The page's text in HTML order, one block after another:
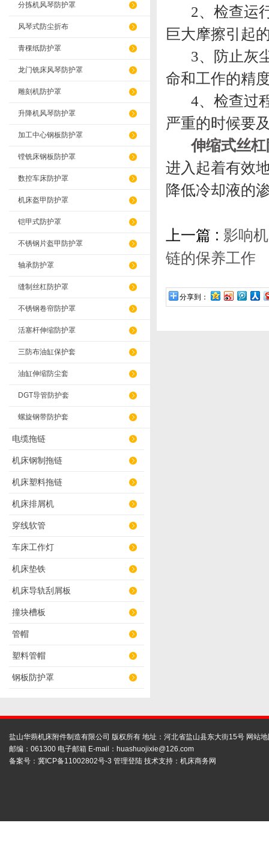
分拣机风琴防护罩
风琴式防尘折布
青稞纸防护罩
龙门铣床风琴防护罩
雕刻机防护罩
升降机风琴防护罩
加工中心钢板防护罩
镗铣床钢板防护罩
数控车床防护罩
机床盔甲防护罩
铠甲式防护罩
不锈钢片盔甲防护罩
轴承防护罩
缝制丝杠防护罩
不锈钢卷帘防护罩
活塞杆伸缩防护罩
三防布油缸保护套
油缸伸缩防尘套
DGT导管防护套
螺旋钢带防护套
电缆拖链
机床钢制拖链
机床塑料拖链
机床排屑机
穿线软管
车床工作灯
机床垫铁
机床导轨刮屑板
撞块槽板
管帽
塑料管帽
钢板防护罩
2、检查运行
巨大摩擦引起
3、防止灰尘
命和工作的精
4、检查过程
严重的时候要
伸缩式丝
进入起着有效
降低冷却液的
上一篇 : 影响
链的保养工作
分享到：
盐山华蒴机床附件制造有限公司 版权所有 地址：河北省盐山县东大街15号 网站
邮编：061300 电子邮箱 E-mail： huashuojixie@126.com
备案号： 冀ICP备11002802号-3 管理登陆 技术支持： 机床商务网